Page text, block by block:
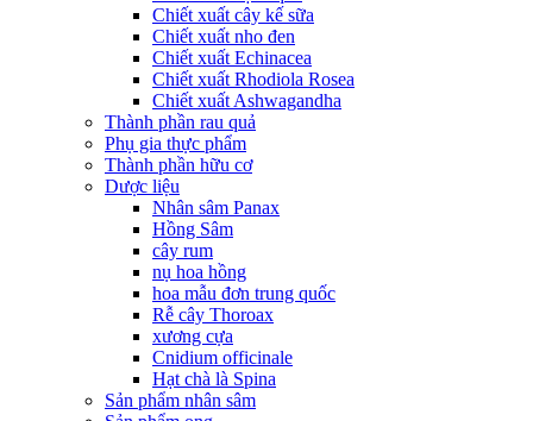
Chiết xuất cây kế sữa
Chiết xuất nho đen
Chiết xuất Echinacea
Chiết xuất Rhodiola Rosea
Chiết xuất Ashwagandha
Thành phần rau quả
Phụ gia thực phẩm
Thành phần hữu cơ
Dược liệu
Nhân sâm Panax
Hồng Sâm
cây rum
nụ hoa hồng
hoa mẫu đơn trung quốc
Rễ cây Thoroax
xương cựa
Cnidium officinale
Hạt chà là Spina
Sản phẩm nhân sâm